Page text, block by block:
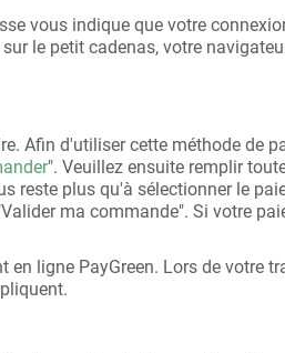
vous indique que votre
le petit cadenas, votre
Afin d'utiliser cette méthode de
". Veuillez ensuite remplir
reste plus qu'à sélectionner le
ma commande". Si votre
ligne PayGreen. Lors de votre